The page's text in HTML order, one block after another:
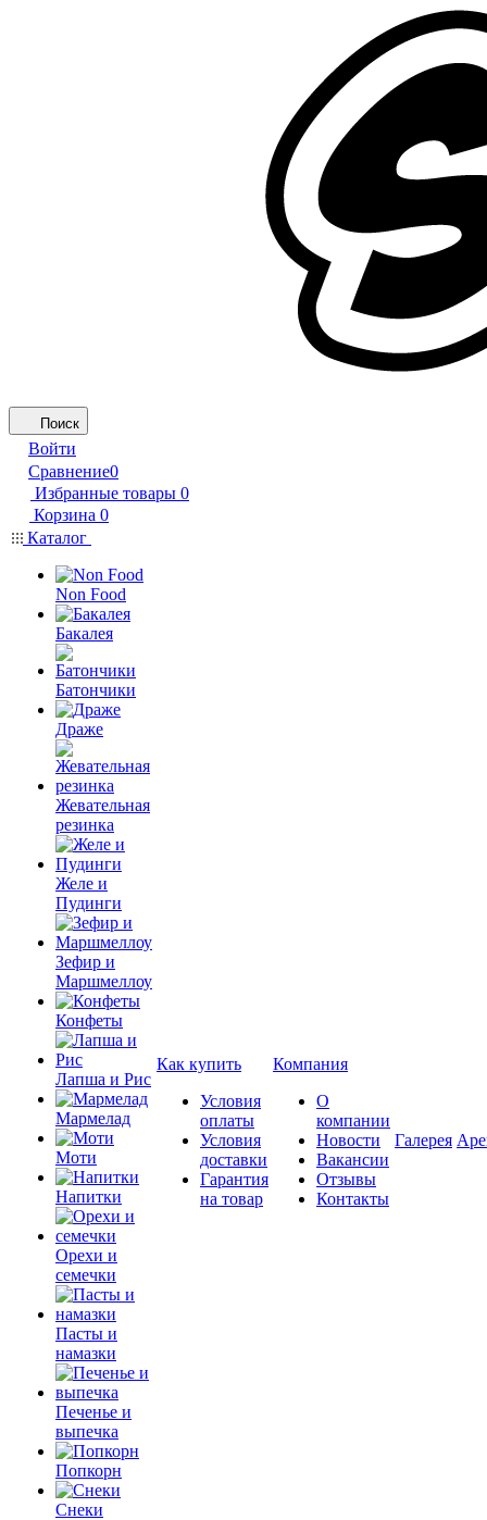
Поиск
Войти
Сравнение0
Избранные товары 0
Корзина 0
Каталог
Non Food
Бакалея
Батончики
Драже
Жевательная
резинка
Желе и
Пудинги
Зефир и
Маршмеллоу
Конфеты
Лапша и Рис
Мармелад
Моти
Напитки
Орехи и
семечки
Пасты и
намазки
Печенье и
выпечка
Попкорн
Снеки
Как купить
Условия
оплаты
Условия
доставки
Гарантия
на товар
Компания
О
компании
Новости
Вакансии
Отзывы
Контакты
Галерея